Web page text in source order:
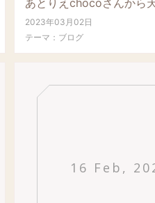
2023年03月02日
テーマ： ブログ
16 Feb,